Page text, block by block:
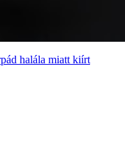
halála miatt kiírt